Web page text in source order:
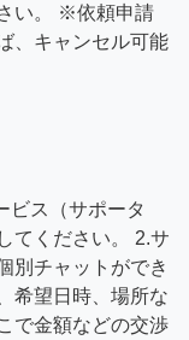
い。 ※依頼申請
、キャンセル可能
ビス（サポータ
てください。 2.サ
別チャットができ
希望日時、場所な
で金額などの交渉